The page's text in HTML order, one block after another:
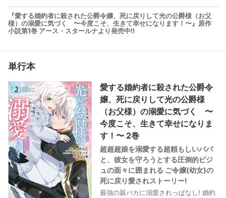
『愛する婚約者に殺された公爵令嬢、死に戻りして光の公爵様（お父
様）の溺愛に気づく 〜今度こそ、生きて幸せになります！〜』原作
小説第1巻 アース・スタールナより発売中!!
単行本
愛する婚約者に殺された公爵令
嬢、死に戻りして光の公爵様
（お父様）の溺愛に気づく 〜
今度こそ、生きて幸せになりま
す！〜 2巻
超超超娘を溺愛する超頼もしいパパ
と、彼女を守ろうとする圧倒的ビジ
ュの面々に囲まれる ご令嬢(幼女)の
死に戻り愛されストーリー!
最強の親バカに溺愛されっぱなし! 婚約